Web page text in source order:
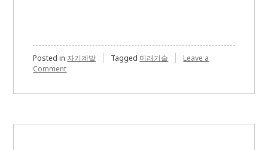
Posted in 자기계발 Tagged 미래기술
Leave a
Commenton
리